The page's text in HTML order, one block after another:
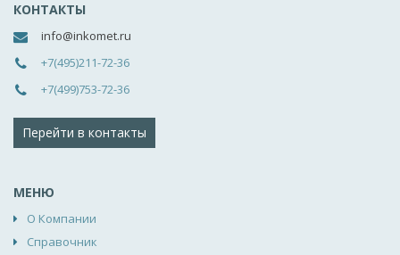
КОНТАКТЫ
info@inkomet.ru
+7(495)211-72-36
+7(499)753-72-36
Перейти в контакты
МЕНЮ
О Компании
Справочник